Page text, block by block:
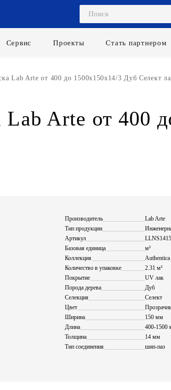
Сервис Проекты Стать партнером
Lab Arte от 400 до 1500х150х14/3 Дуб Селект
Arte от 400
Производитель
Lab Arte
Тип продукции
Артикул
Базовая единица
м²
Коллекция
Authentica
Количество в упаковке
2.31 м²
Покрытие
UV лак
Порода дерева
Дуб
Селекция
Селект
Цвет
Ширина
150 мм
Длина
400-1500
Толщина
14 мм
Тип соединения
шип-паз